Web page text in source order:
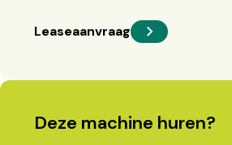
Leaseaanvraag
Deze machine huren?